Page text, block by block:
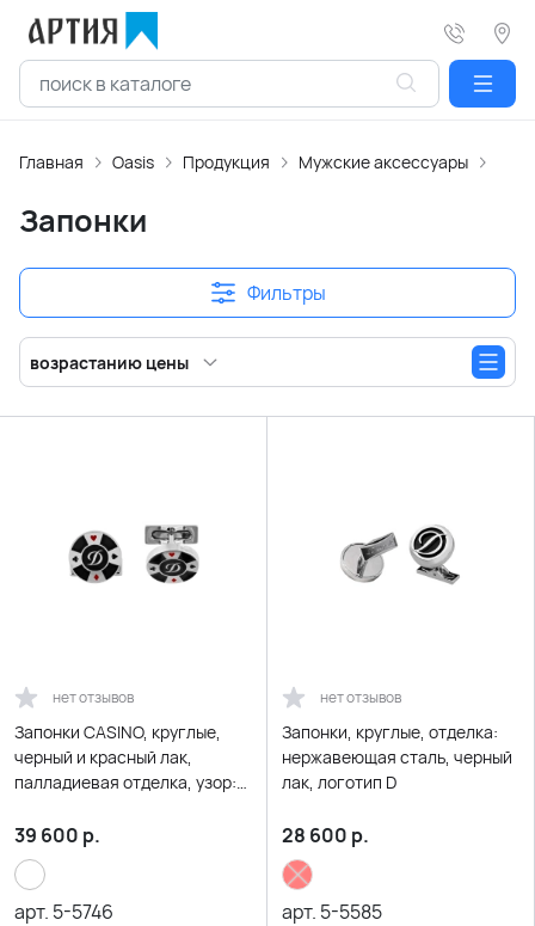
Главная Oasis Продукция Мужские аксессуары
Запонки
Фильтры
возрастанию цены
нет отзывов
Запонки CASINO, круглые,
черный и красный лак,
палладиевая отделка, узор:
39 600 р.
арт. 5-5746
нет отзывов
Запонки, круглые, отделка:
нержавеющая сталь, черный
лак, логотип D
28 600 р.
арт. 5-5585